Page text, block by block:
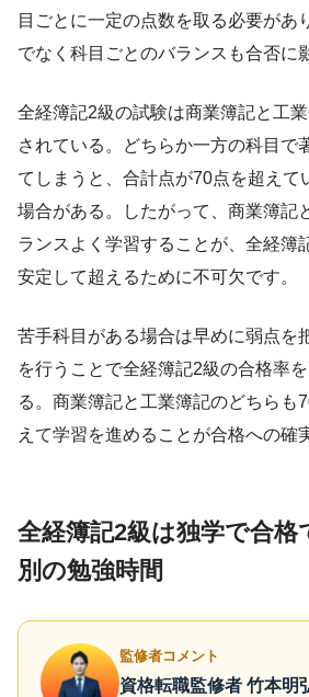
目ごとに一定の点数を取る必要があ
でなく科目ごとのバランスも合否に
全経簿記2級の試験は商業簿記と工
されている。どちらか一方の科目で
てしまうと、合計点が70点を超えて
場合がある。したがって、商業簿記
ランスよく学習することが、全経簿
安定して超えるために不可欠です。
苦手科目がある場合は早めに弱点を
を行うことで全経簿記2級の合格率
る。商業簿記と工業簿記のどちらも
えて学習を進めることが合格への確
全経簿記2級は独学で合
別の勉強時間
監修者コメント
資格転職監修者 竹本明